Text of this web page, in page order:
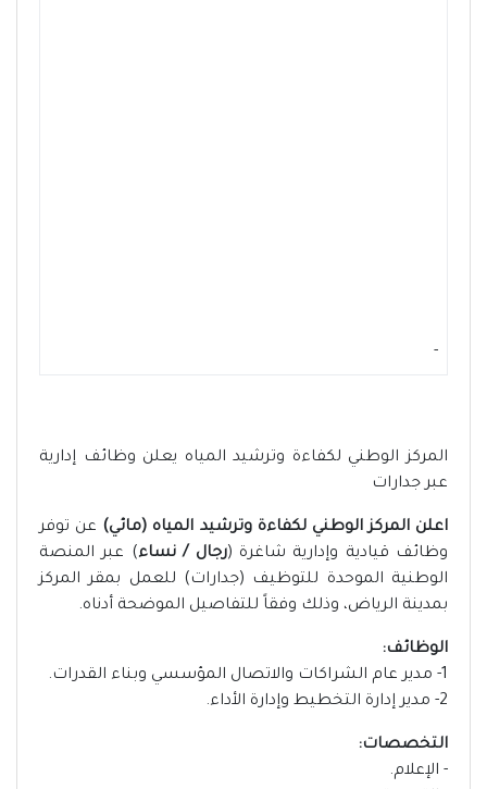
-
المركز الوطني لكفاءة وترشيد المياه يعلن وظائف إدارية
عبر جدارات
اعلن المركز الوطني لكفاءة وترشيد المياه (مائي) عن توفر
وظائف قيادية وإدارية شاغرة (رجال / نساء) عبر المنصة
الوطنية الموحدة للتوظيف (جدارات) للعمل بمقر المركز
بمدينة الرياض، وذلك وفقاً للتفاصيل الموضحة أدناه.
الوظائف:
1- مدير عام الشراكات والاتصال المؤسسي وبناء القدرات.
2- مدير إدارة التخطيط وإدارة الأداء.
التخصصات:
- الإعلام.